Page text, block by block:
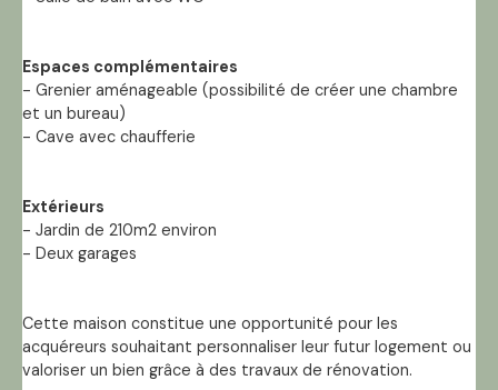
Espaces complémentaires
- Grenier aménageable (possibilité de créer une chambre
et un bureau)
- Cave avec chaufferie
Extérieurs
- Jardin de 210m2 environ
- Deux garages
Cette maison constitue une opportunité pour les
acquéreurs souhaitant personnaliser leur futur logement ou
valoriser un bien grâce à des travaux de rénovation.